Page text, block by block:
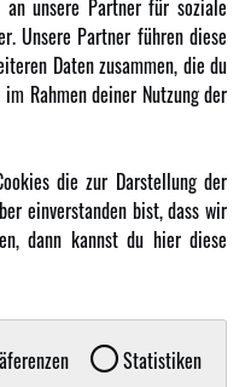
an unsere Partner für soziale
Unsere Partner führen diese
Daten zusammen, die du
Rahmen deiner Nutzung der
die zur Darstellung der
einverstanden bist, dass wir
dann kannst du hier diese
Statistiken